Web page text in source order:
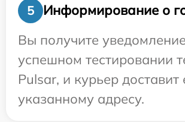
5
Информирование о
Вы получите
успешном тестировании
Pulsar, и курьер доставит
указанному адресу.